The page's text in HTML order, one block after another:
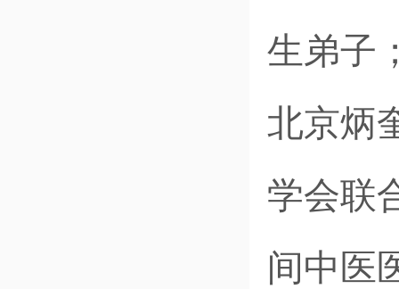
生弟子
北京炳
学会联
间中医